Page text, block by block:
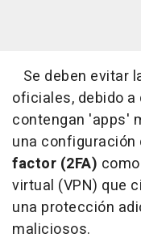
Se deben evitar
oficiales, debido
contengan 'apps'
una configuración
factor (2FA)
virtual (VPN) que
una protección
maliciosos.